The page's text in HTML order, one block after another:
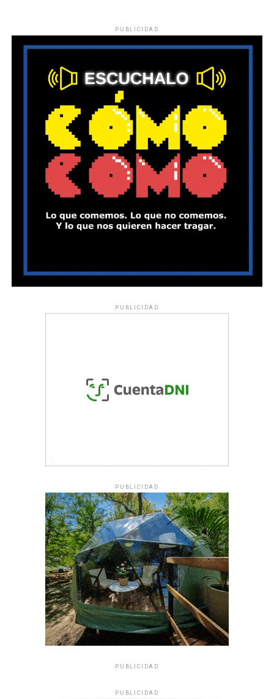
PUBLICIDAD
PUBLICIDAD
PUBLICIDAD
PUBLICIDAD
PUBLICIDAD